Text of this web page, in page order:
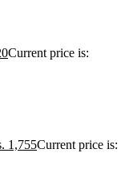
Current price is:
1,755Current price is: